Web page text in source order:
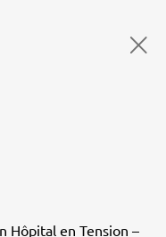
Hôpital en Tension –